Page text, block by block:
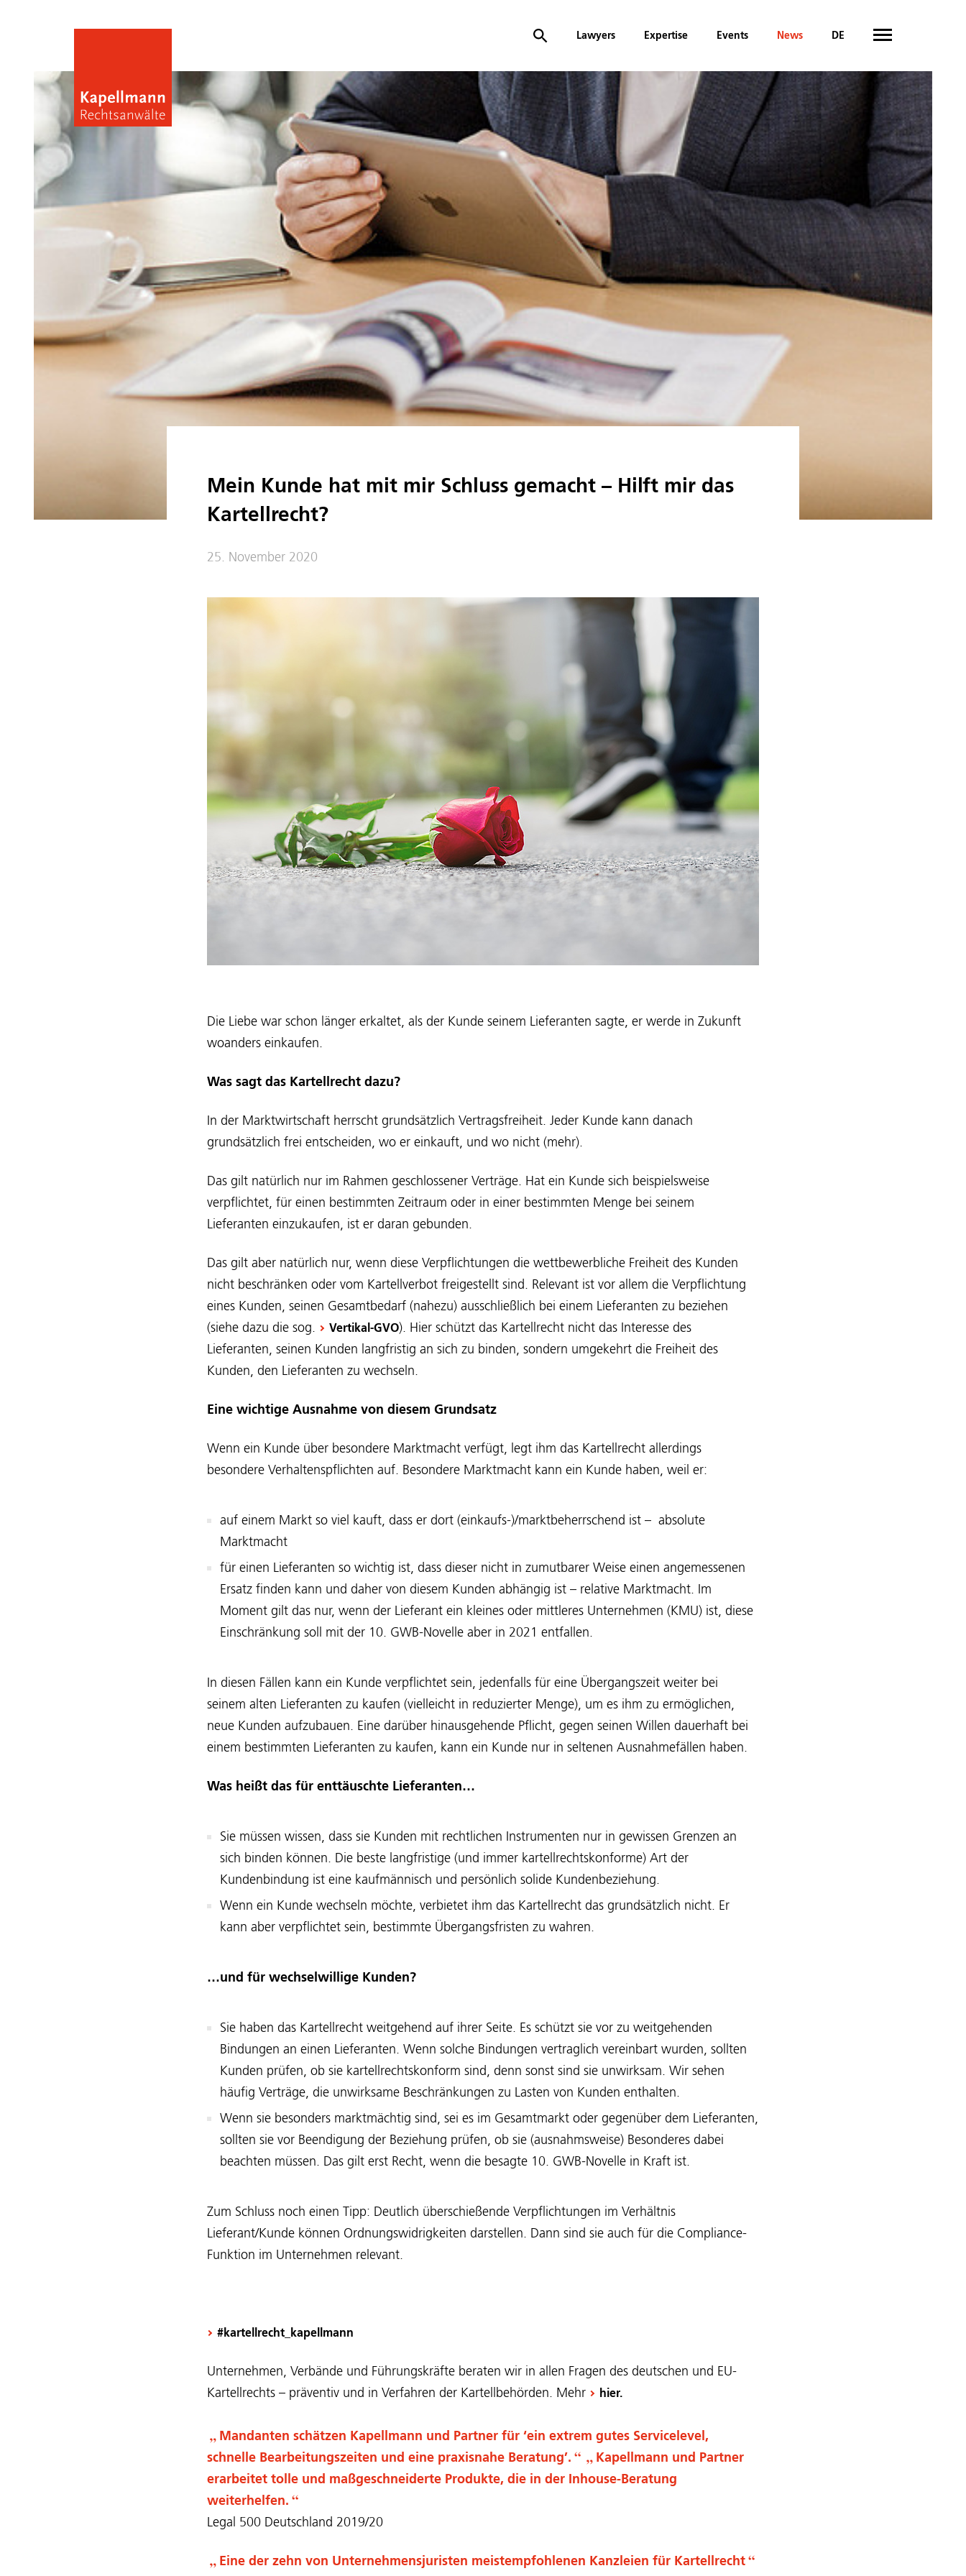
Lawyers Expertise Events News DE
Mein Kunde hat mit mir Schluss gemacht – Hilft mir das
Kartellrecht?
25. November 2020
Die Liebe war schon länger erkaltet, als der Kunde seinem Lieferanten sagte, er werde in Zukunft
woanders einkaufen.
Was sagt das Kartellrecht dazu?
In der Marktwirtschaft herrscht grundsätzlich Vertragsfreiheit. Jeder Kunde kann danach
grundsätzlich frei entscheiden, wo er einkauft, und wo nicht (mehr).
Das gilt natürlich nur im Rahmen geschlossener Verträge. Hat ein Kunde sich beispielsweise
verpflichtet, für einen bestimmten Zeitraum oder in einer bestimmten Menge bei seinem
Lieferanten einzukaufen, ist er daran gebunden.
Das gilt aber natürlich nur, wenn diese Verpflichtungen die wettbewerbliche Freiheit des Kunden
nicht beschränken oder vom Kartellverbot freigestellt sind. Relevant ist vor allem die Verpflichtung
eines Kunden, seinen Gesamtbedarf (nahezu) ausschließlich bei einem Lieferanten zu beziehen
(siehe dazu die sog.
Vertikal-GVO). Hier schützt das Kartellrecht nicht das Interesse des
Lieferanten, seinen Kunden langfristig an sich zu binden, sondern umgekehrt die Freiheit des
Kunden, den Lieferanten zu wechseln.
Eine wichtige Ausnahme von diesem Grundsatz
Wenn ein Kunde über besondere Marktmacht verfügt, legt ihm das Kartellrecht allerdings
besondere Verhaltenspflichten auf. Besondere Marktmacht kann ein Kunde haben, weil er:
auf einem Markt so viel kauft, dass er dort (einkaufs-)/marktbeherrschend ist – absolute
Marktmacht
für einen Lieferanten so wichtig ist, dass dieser nicht in zumutbarer Weise einen angemessenen
Ersatz finden kann und daher von diesem Kunden abhängig ist – relative Marktmacht. Im
Moment gilt das nur, wenn der Lieferant ein kleines oder mittleres Unternehmen (KMU) ist, diese
Einschränkung soll mit der 10. GWB-Novelle aber in 2021 entfallen.
In diesen Fällen kann ein Kunde verpflichtet sein, jedenfalls für eine Übergangszeit weiter bei
seinem alten Lieferanten zu kaufen (vielleicht in reduzierter Menge), um es ihm zu ermöglichen,
neue Kunden aufzubauen. Eine darüber hinausgehende Pflicht, gegen seinen Willen dauerhaft bei
einem bestimmten Lieferanten zu kaufen, kann ein Kunde nur in seltenen Ausnahmefällen haben.
Was heißt das für enttäuschte Lieferanten…
Sie müssen wissen, dass sie Kunden mit rechtlichen Instrumenten nur in gewissen Grenzen an
sich binden können. Die beste langfristige (und immer kartellrechtskonforme) Art der
Kundenbindung ist eine kaufmännisch und persönlich solide Kundenbeziehung.
Wenn ein Kunde wechseln möchte, verbietet ihm das Kartellrecht das grundsätzlich nicht. Er
kann aber verpflichtet sein, bestimmte Übergangsfristen zu wahren.
…und für wechselwillige Kunden?
Sie haben das Kartellrecht weitgehend auf ihrer Seite. Es schützt sie vor zu weitgehenden
Bindungen an einen Lieferanten. Wenn solche Bindungen vertraglich vereinbart wurden, sollten
Kunden prüfen, ob sie kartellrechtskonform sind, denn sonst sind sie unwirksam. Wir sehen
häufig Verträge, die unwirksame Beschränkungen zu Lasten von Kunden enthalten.
Wenn sie besonders marktmächtig sind, sei es im Gesamtmarkt oder gegenüber dem Lieferanten,
sollten sie vor Beendigung der Beziehung prüfen, ob sie (ausnahmsweise) Besonderes dabei
beachten müssen. Das gilt erst Recht, wenn die besagte 10. GWB-Novelle in Kraft ist.
Zum Schluss noch einen Tipp: Deutlich überschießende Verpflichtungen im Verhältnis
Lieferant/Kunde können Ordnungswidrigkeiten darstellen. Dann sind sie auch für die Compliance-
Funktion im Unternehmen relevant.
#kartellrecht_kapellmann
Unternehmen, Verbände und Führungskräfte beraten wir in allen Fragen des deutschen und EU-
Kartellrechts – präventiv und in Verfahren der Kartellbehörden. Mehr
hier.
Mandanten schätzen Kapellmann und Partner für ‘ein extrem gutes Servicelevel,
schnelle Bearbeitungszeiten und eine praxisnahe Beratung’.
Kapellmann und Partner
erarbeitet tolle und maßgeschneiderte Produkte, die in der Inhouse-Beratung
weiterhelfen.
Legal 500 Deutschland 2019/20
Eine der zehn von Unternehmensjuristen meistempfohlenen Kanzleien für Kartellrecht